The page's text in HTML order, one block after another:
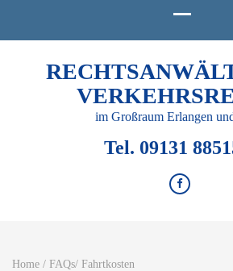
im Großraum Erlangen
Tel. 09131
Home / FAQs/ Fahrtkosten